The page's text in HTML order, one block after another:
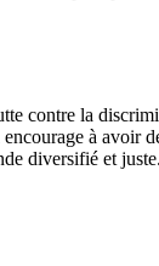
contre la
à avoir
diversifié et juste.